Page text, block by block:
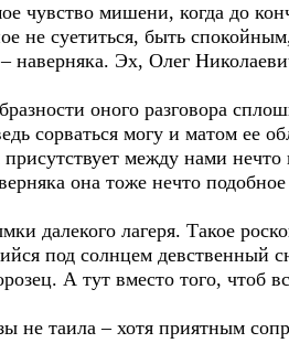
чувство мишени, когда до
не суетиться, быть
наверняка. Эх, Олег
оного разговора
сорваться могу и матом ее
между нами нечто
она тоже нечто
далекого лагеря. Такое
под солнцем девственный
А тут вместо того, чтоб
не таила – хотя приятным